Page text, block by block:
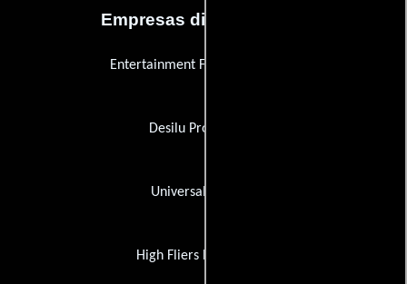
Empresas distribuidoras
Entertainment Film Distributors
Desilu Productions
Universal Pictures
High Fliers Distribution